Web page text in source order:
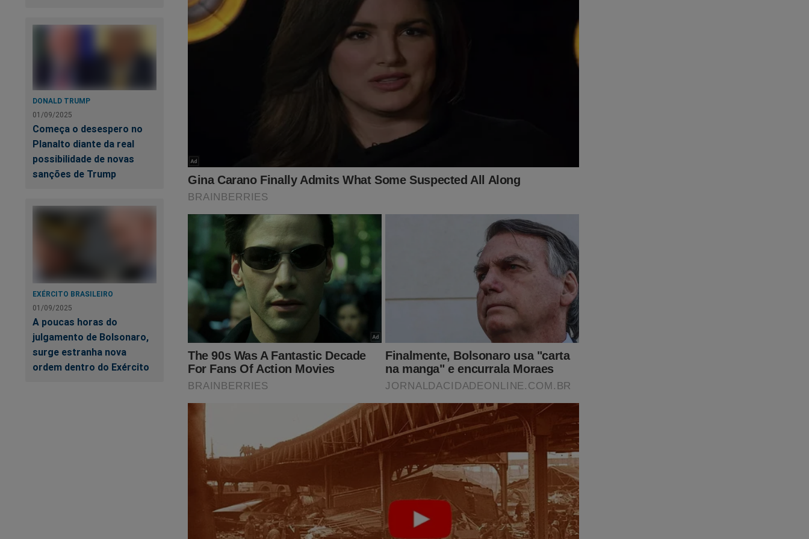
DONALD TRUMP
01/09/2025
Começa o desespero no
Planalto diante da real
possibilidade de novas
sanções de Trump
EXÉRCITO BRASILEIRO
01/09/2025
A poucas horas do
julgamento de Bolsonaro,
surge estranha nova
ordem dentro do Exército
Ao vivo, perito diz que é falso cartaz que oferece 'premio por
cabeça' de Mamãe Falei (veja o vídeo)
Jornal da Cidade Online está sendo vítima da Censura.
O Tribunal Superior Eleitoral (TSE) determinou a desmonetização do site.
Um ato cruel... Um "tapa na cara" da democracia.